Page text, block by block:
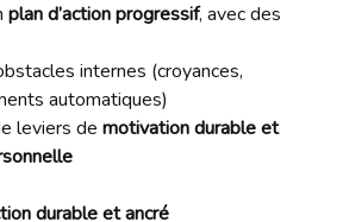
plan d’action progressif, avec des
internes (croyances,
automatiques)
leviers de motivation durable et
durable et ancré